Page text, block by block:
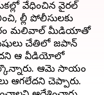
వేధించిన వైరల్
దిల్లీ పోలీసులకు
మలివాల్ మీడియాతో
చేతిలో జపాన్
ఆ వీడియోలో
ఆమె సాయం
ఆగలేదని చెప్పారు.